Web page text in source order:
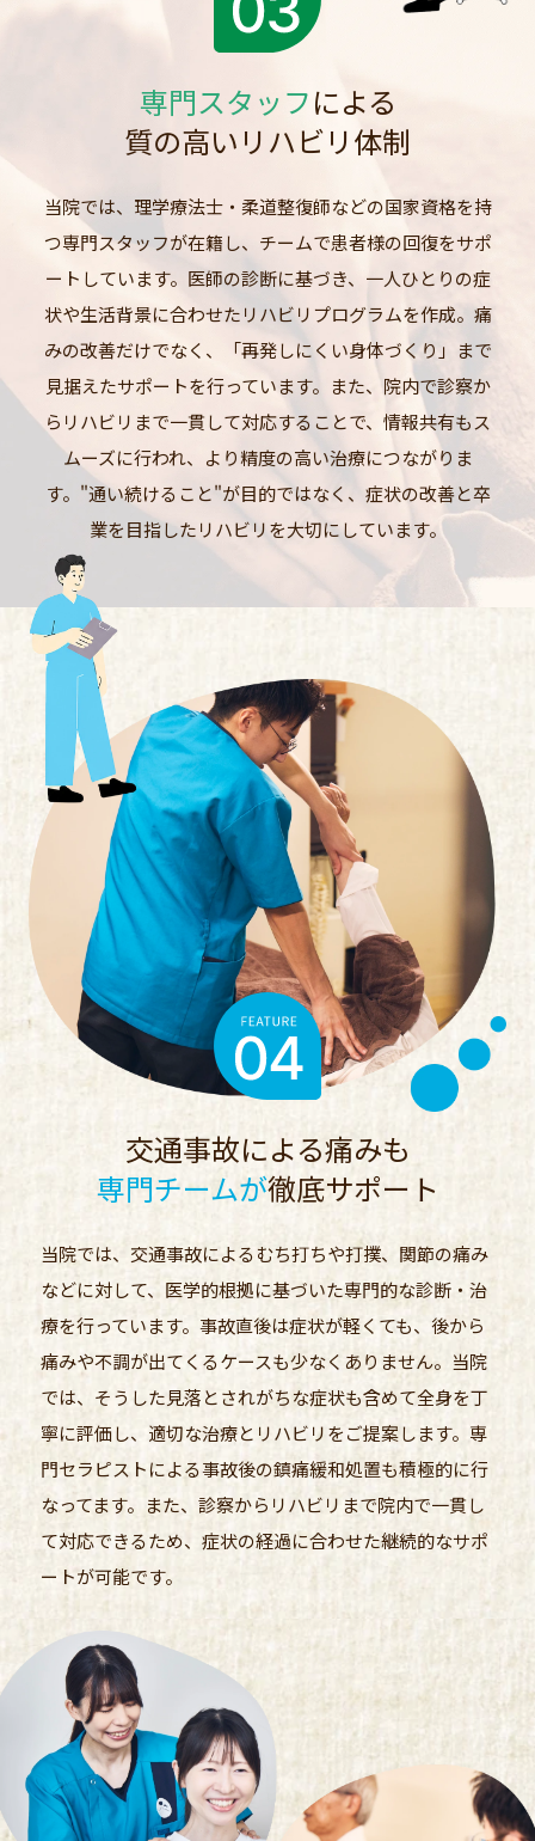
専門スタッフによる
質の高いリハビリ体制
当院では、理学療法士・柔道整復師などの国家資格を持
つ専門スタッフが在籍し、チームで患者様の回復をサポ
ートしています。医師の診断に基づき、一人ひとりの症
状や生活背景に合わせたリハビリプログラムを作成。痛
みの改善だけでなく、「再発しにくい身体づくり」まで
見据えたサポートを行っています。また、院内で診察か
らリハビリまで一貫して対応することで、情報共有もス
ムーズに行われ、より精度の高い治療につながりま
す。"通い続けること"が目的ではなく、症状の改善と卒
業を目指したリハビリを大切にしています。
交通事故による痛みも
専門チームが徹底サポート
当院では、交通事故によるむち打ちや打撲、関節の痛み
などに対して、医学的根拠に基づいた専門的な診断・治
療を行っています。事故直後は症状が軽くても、後から
痛みや不調が出てくるケースも少なくありません。当院
では、そうした見落とされがちな症状も含めて全身を丁
寧に評価し、適切な治療とリハビリをご提案します。専
門セラピストによる事故後の鎮痛緩和処置も積極的に行
なってます。また、診察からリハビリまで院内で一貫し
て対応できるため、症状の経過に合わせた継続的なサポ
ートが可能です。